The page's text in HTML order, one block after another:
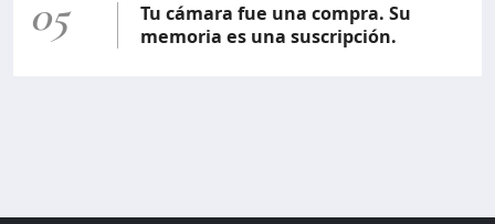
05
Tu cámara fue una compra. Su
memoria es una suscripción.